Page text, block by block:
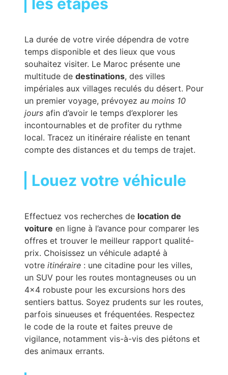
La durée de votre virée dépendra de votre
temps disponible et des lieux que vous
souhaitez visiter. Le Maroc présente une
multitude de destinations, des villes
impériales aux villages reculés du désert. Pour
un premier voyage, prévoyez au moins 10
jours afin d’avoir le temps d’explorer les
incontournables et de profiter du rythme
local. Tracez un itinéraire réaliste en tenant
compte des distances et du temps de trajet.
Louez votre véhicule
Effectuez vos recherches de location de
voiture en ligne à l’avance pour comparer les
offres et trouver le meilleur rapport qualité-
prix. Choisissez un véhicule adapté à
votre itinéraire : une citadine pour les villes,
un SUV pour les routes montagneuses ou un
4×4 robuste pour les excursions hors des
sentiers battus. Soyez prudents sur les routes,
parfois sinueuses et fréquentées. Respectez
le code de la route et faites preuve de
vigilance, notamment vis-à-vis des piétons et
des animaux errants.